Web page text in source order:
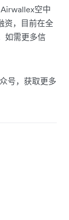
空中
资，目前在全
如需更多信
号，获取更多